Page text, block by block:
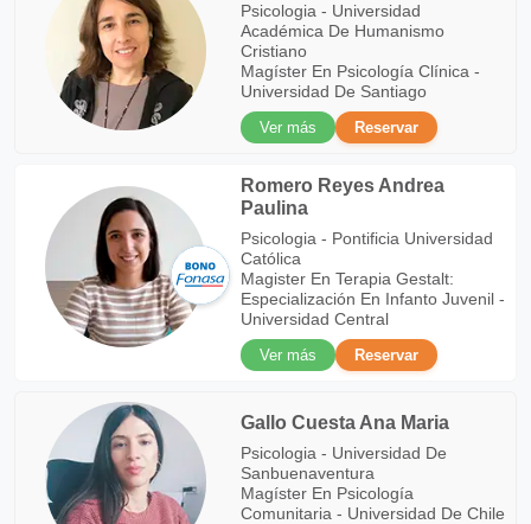
Psicologia - Universidad
Académica De Humanismo
Cristiano
Magíster En Psicología Clínica -
Universidad De Santiago
Ver más
Reservar
Romero Reyes Andrea
Paulina
Psicologia - Pontificia Universidad
Católica
Magister En Terapia Gestalt:
Especialización En Infanto Juvenil -
Universidad Central
Ver más
Reservar
Gallo Cuesta Ana Maria
Psicologia - Universidad De
Sanbuenaventura
Magíster En Psicología
Comunitaria - Universidad De Chile